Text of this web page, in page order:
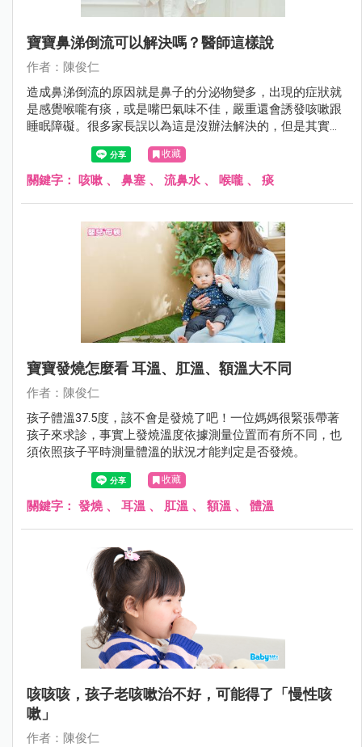
寶寶鼻涕倒流可以解決嗎？醫師這樣說
作者：陳俊仁
造成鼻涕倒流的原因就是鼻子的分泌物變多，出現的症狀就
是感覺喉嚨有痰，或是嘴巴氣味不佳，嚴重還會誘發咳嗽跟
睡眠障礙。很多家長誤以為這是沒辦法解決的，但是其實可
收藏
關鍵字： 咳嗽 、 鼻塞 、 流鼻水 、 喉嚨、 痰
寶寶發燒怎麼看 耳溫、肛溫、額溫大不同
作者：陳俊仁
孩子體溫37.5度，該不會是發燒了吧！一位媽媽很緊張帶著
孩子來求診，事實上發燒溫度依據測量位置而有所不同，也
須依照孩子平時測量體溫的狀況才能判定是否發燒。
收藏
關鍵字： 發燒、 耳溫 、 肛溫 、 額溫 、 體溫
咳咳咳，孩子老咳嗽治不好，可能得了「慢性咳
嗽」
作者：陳俊仁